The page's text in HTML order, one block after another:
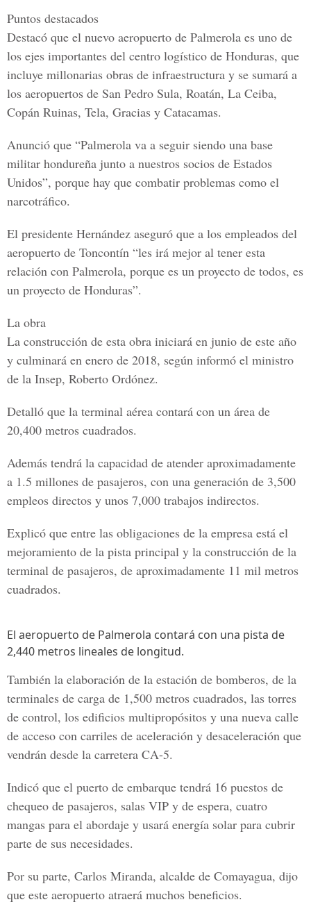
Puntos destacados
Destacó que el nuevo aeropuerto de Palmerola es uno de
los ejes importantes del centro logístico de Honduras, que
incluye millonarias obras de infraestructura y se sumará a
los aeropuertos de San Pedro Sula, Roatán, La Ceiba,
Copán Ruinas, Tela, Gracias y Catacamas.
Anunció que “Palmerola va a seguir siendo una base
militar hondureña junto a nuestros socios de Estados
Unidos”, porque hay que combatir problemas como el
narcotráfico.
El presidente Hernández aseguró que a los empleados del
aeropuerto de Toncontín “les irá mejor al tener esta
relación con Palmerola, porque es un proyecto de todos, es
un proyecto de Honduras”.
La obra
La construcción de esta obra iniciará en junio de este año
y culminará en enero de 2018, según informó el ministro
de la Insep, Roberto Ordónez.
Detalló que la terminal aérea contará con un área de
20,400 metros cuadrados.
Además tendrá la capacidad de atender aproximadamente
a 1.5 millones de pasajeros, con una generación de 3,500
empleos directos y unos 7,000 trabajos indirectos.
Explicó que entre las obligaciones de la empresa está el
mejoramiento de la pista principal y la construcción de la
terminal de pasajeros, de aproximadamente 11 mil metros
cuadrados.
El aeropuerto de Palmerola contará con una pista de
2,440 metros lineales de longitud.
También la elaboración de la estación de bomberos, de la
terminales de carga de 1,500 metros cuadrados, las torres
de control, los edificios multipropósitos y una nueva calle
de acceso con carriles de aceleración y desaceleración que
vendrán desde la carretera CA-5.
Indicó que el puerto de embarque tendrá 16 puestos de
chequeo de pasajeros, salas VIP y de espera, cuatro
mangas para el abordaje y usará energía solar para cubrir
parte de sus necesidades.
Por su parte, Carlos Miranda, alcalde de Comayagua, dijo
que este aeropuerto atraerá muchos beneficios.